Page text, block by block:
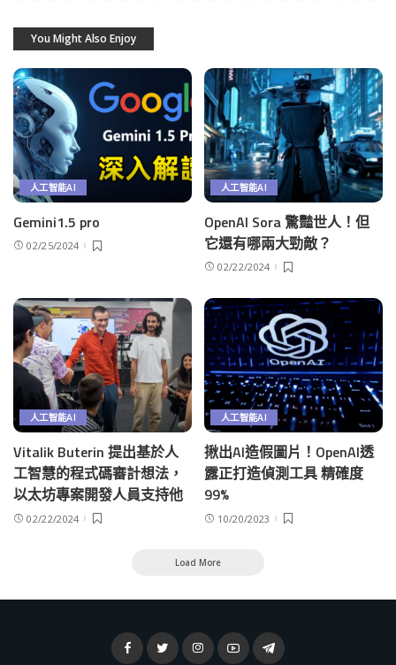
You Might Also Enjoy
人工智能AI
Gemini1.5 pro
02/25/2024
人工智能AI
OpenAI Sora 驚豔世人！但
它還有哪兩大勁敵？
02/22/2024
人工智能AI
Vitalik Buterin 提出基於人
工智慧的程式碼審計想法，
以太坊專案開發人員支持他
02/22/2024
人工智能AI
揪出AI造假圖片！OpenAI透
露正打造偵測工具 精確度
99%
10/20/2023
Load More